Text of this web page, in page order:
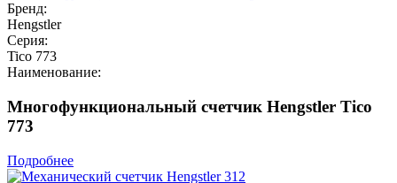
Бренд:
Hengstler
Серия:
Tico 773
Наименование:
Многофункциональный счетчик Hengstler Tico
773
Подробнее